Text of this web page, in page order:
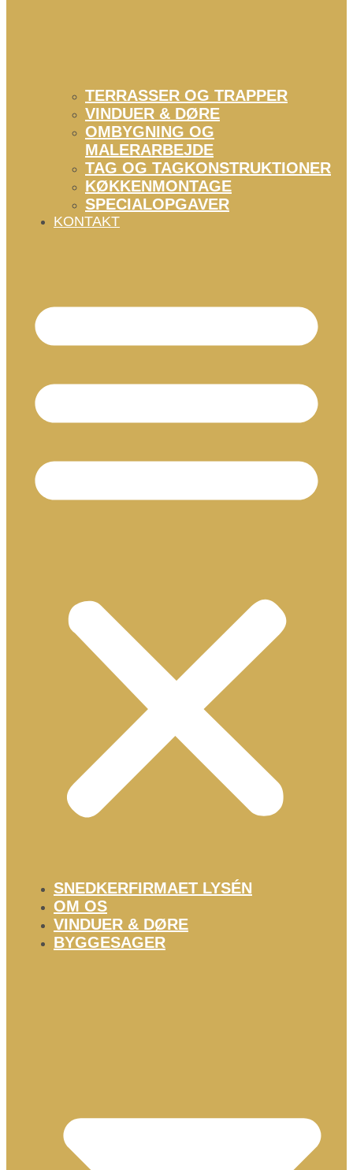
TERRASSER OG TRAPPER
VINDUER & DØRE
OMBYGNING OG
MALERARBEJDE
TAG OG TAGKONSTRUKTIONER
KØKKENMONTAGE
SPECIALOPGAVER
KONTAKT
SNEDKERFIRMAET LYSÉN
OM OS
VINDUER & DØRE
BYGGESAGER